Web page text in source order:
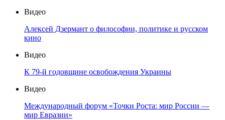
Видео
Алексей Дзермант о философии, политике и русском
кино
Видео
К 79-й годовщине освобождения Украины
Видео
Международный форум «Точки Роста: мир России —
мир Евразии»